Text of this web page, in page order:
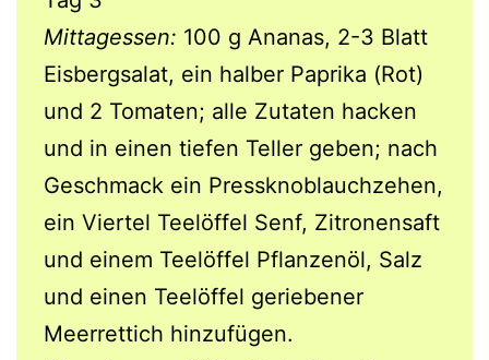
Mittagessen: 100 g Ananas, 2-3 Blatt
Eisbergsalat, ein halber Paprika (Rot)
und 2 Tomaten; alle Zutaten hacken
und in einen tiefen Teller geben; nach
Geschmack ein Pressknoblauchzehen,
ein Viertel Teelöffel Senf, Zitronensaft
und einem Teelöffel Pflanzenöl, Salz
und einen Teelöffel geriebener
Meerrettich hinzufügen.